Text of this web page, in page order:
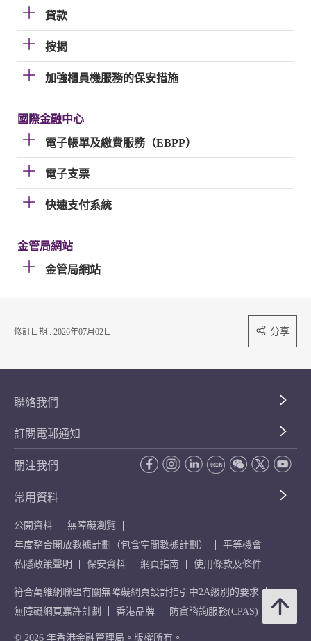
貸款
按揭
加強櫃員機服務的保安措施
國際金融中心
電子帳單及繳費服務（EBPP）
電子支票
快速支付系統
金管局網站
金管局網站
修訂日期 : 2026年07月02日 分享
聯絡我們
訂閱電郵通知
關注我們
常用資料
公開資料
無障礙瀏覽
年度整合開放數據計劃（包含空間數據計劃）
平等機會
私隱政策聲明
保安資料 網頁指南 使用條款及條件
符合萬維網聯盟有關無障礙網頁設計指引中2A級別的要求
無障礙網頁嘉許計劃
香港品牌 防貪諮詢服務(CPAS)
© 2026 年香港金融管理局。版權所有。